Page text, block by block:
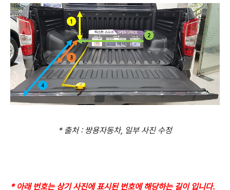
* 출처 : 쌍용자동차, 일부 사진 수정
* 아래 번호는 상기 사진에 표시된 번호에 해당하는 길이 입니다.